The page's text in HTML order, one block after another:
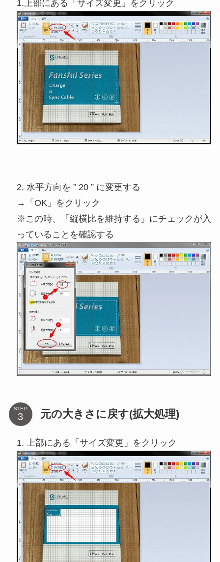
1.上部にある「サイズ変更」をクリック
2. 水平方向を ” 20 ” に変更する
→「OK」をクリック
※この時、「縦横比を維持する」にチェックが入
っていることを確認する
STEP 元の大きさに戻す(拡大処理)
1. 上部にある「サイズ変更」をクリック